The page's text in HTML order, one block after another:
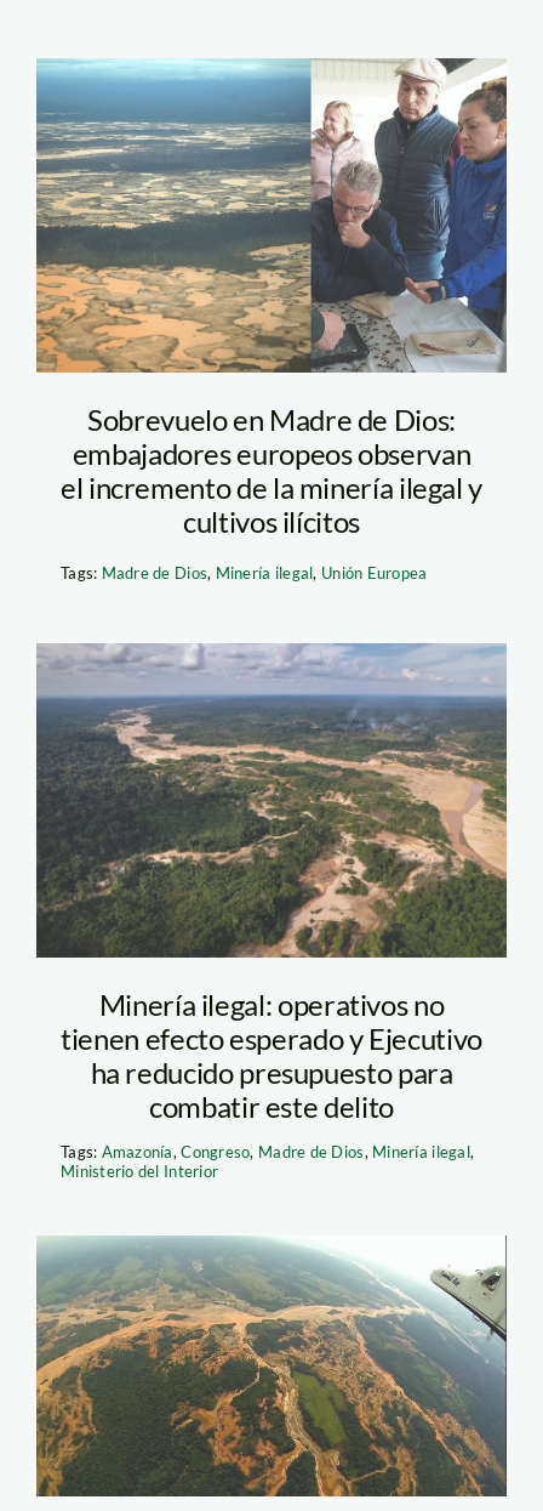
mineria-ilegal-madre-
de-dios-foto-
composicion-2
Sobrevuelo en Madre de Dios:
embajadores europeos observan
el incremento de la minería ilegal y
cultivos ilícitos
Tags: Madre de Dios, Minería ilegal, Unión Europea
Amazonia mineria
foto Diego Perez
SPDA
Minería ilegal: operativos no
tienen efecto esperado y Ejecutivo
ha reducido presupuesto para
combatir este delito
Tags: Amazonía,Congreso, Madre de Dios, Minería ilegal,
Ministerio del Interior
sobrevuelo-minería-
mdd